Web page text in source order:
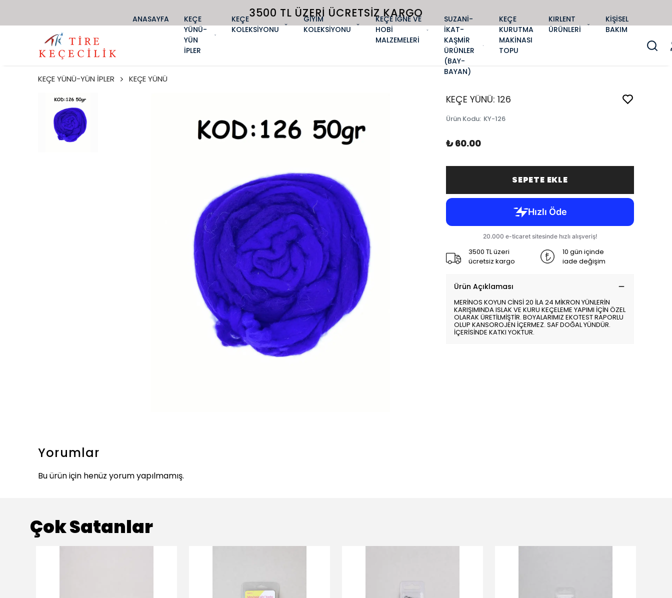
3500 TL ÜZERI ÜCRETSIZ KARGO
ANASAYFA
KEÇE
YÜNÜ-
YÜN
İPLER
KEÇE
KOLEKSİYONU
GİYİM
KOLEKSİYONU
KEÇE İĞNE VE
HOBİ
MALZEMELERİ
SUZANİ-
İKAT-
KAŞMİR
ÜRÜNLER
(BAY-
BAYAN)
KEÇE
KURUTMA
MAKİNASI
TOPU
KIRLENT
ÜRÜNLERİ
KİŞİSEL
BAKIM
KEÇE YÜNÜ-YÜN İPLER KEÇE YÜNÜ
KEÇE YÜNÜ: 126
Ürün Kodu: KY-126
₺ 60.00
SEPETE EKLE
3500 TL üzeri
ücretsiz kargo
10 gün içinde
iade değişim
Ürün Açıklaması
MERİNOS KOYUN CİNSİ 20 İLA 24 MİKRON YÜNLERİN
KARIŞIMINDA ISLAK VE KURU KEÇELEME YAPIMI İÇİN ÖZEL
OLARAK ÜRETİLMİŞTİR. BOYALARIMIZ EKOTEST RAPORLU
OLUP KANSOROJEN İÇERMEZ. SAF DOĞAL YÜNDÜR.
İÇERİSİNDE KATKI YOKTUR.
Yorumlar
Bu ürün için henüz yorum yapılmamış.
Çok Satanlar